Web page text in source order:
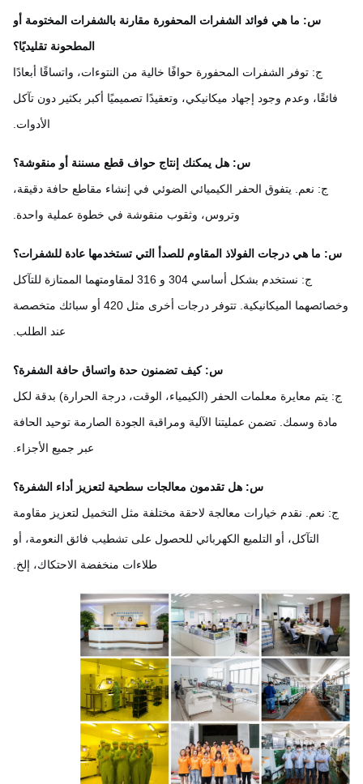
س: ما هي فوائد الشفرات المحفورة مقارنة بالشفرات المختومة أو
المطحونة تقليديًا؟
ج: توفر الشفرات المحفورة حوافًا خالية من النتوءات، واتساقًا أبعادًا
فائقًا، وعدم وجود إجهاد ميكانيكي، وتعقيدًا تصميميًا أكبر بكثير دون تآكل
الأدوات.
س: هل يمكنك إنتاج حواف قطع مسننة أو منقوشة؟
ج: نعم. يتفوق الحفر الكيميائي الضوئي في إنشاء مقاطع حافة دقيقة،
وتروس، وثقوب منقوشة في خطوة عملية واحدة.
ما هي درجات الفولاذ المقاوم للصدأ التي تستخدمها عادة للشفرات؟
ج: نستخدم بشكل أساسي 304 و 316 لمقاومتهما الممتازة للتآكل
وخصائصهما الميكانيكية. تتوفر درجات أخرى مثل 420 أو سبائك متخصصة
عند الطلب.
س: كيف تضمنون حدة واتساق حافة الشفرة؟
يتم معايرة معلمات الحفر (الكيمياء، الوقت، درجة الحرارة) بدقة لكل
مادة وسمك. تضمن عمليتنا الآلية ومراقبة الجودة الصارمة توحيد الحافة
عبر جميع الأجزاء.
س: هل تقدمون معالجات سطحية لتعزيز أداء الشفرة؟
نعم. نقدم خيارات معالجة لاحقة مختلفة مثل التخميل لتعزيز مقاومة
التآكل، أو التلميع الكهربائي للحصول على تشطيب فائق النعومة، أو
طلاءات منخفضة الاحتكاك، إلخ.